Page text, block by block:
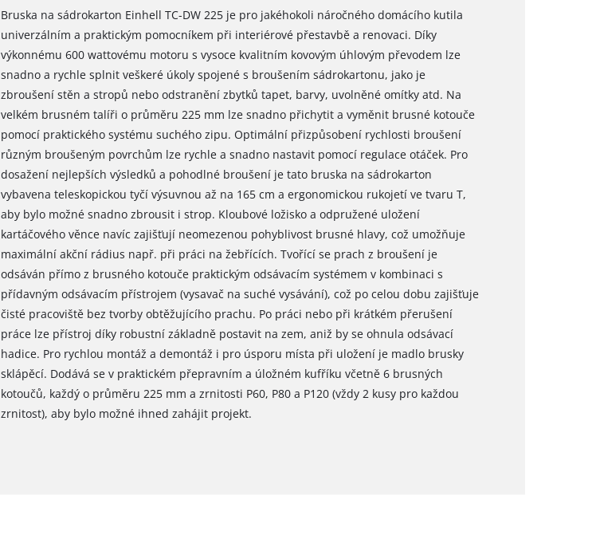
Bruska na sádrokarton Einhell TC-DW 225 je pro jakéhokoli náročného domácího kutila
univerzálním a praktickým pomocníkem při interiérové přestavbě a renovaci. Díky
výkonnému 600 wattovému motoru s vysoce kvalitním kovovým úhlovým převodem lze
snadno a rychle splnit veškeré úkoly spojené s broušením sádrokartonu, jako je
zbroušení stěn a stropů nebo odstranění zbytků tapet, barvy, uvolněné omítky atd. Na
velkém brusném talíři o průměru 225 mm lze snadno přichytit a vyměnit brusné kotouče
pomocí praktického systému suchého zipu. Optimální přizpůsobení rychlosti broušení
různým broušeným povrchům lze rychle a snadno nastavit pomocí regulace otáček. Pro
dosažení nejlepších výsledků a pohodlné broušení je tato bruska na sádrokarton
vybavena teleskopickou tyčí výsuvnou až na 165 cm a ergonomickou rukojetí ve tvaru T,
aby bylo možné snadno zbrousit i strop. Kloubové ložisko a odpružené uložení
kartáčového věnce navíc zajišťují neomezenou pohyblivost brusné hlavy, což umožňuje
maximální akční rádius např. při práci na žebřících. Tvořící se prach z broušení je
odsáván přímo z brusného kotouče praktickým odsávacím systémem v kombinaci s
přídavným odsávacím přístrojem (vysavač na suché vysávání), což po celou dobu zajišťuje
čisté pracoviště bez tvorby obtěžujícího prachu. Po práci nebo při krátkém přerušení
práce lze přístroj díky robustní základně postavit na zem, aniž by se ohnula odsávací
hadice. Pro rychlou montáž a demontáž i pro úsporu místa při uložení je madlo brusky
sklápěcí. Dodává se v praktickém přepravním a úložném kufříku včetně 6 brusných
kotoučů, každý o průměru 225 mm a zrnitosti P60, P80 a P120 (vždy 2 kusy pro každou
zrnitost), aby bylo možné ihned zahájit projekt.